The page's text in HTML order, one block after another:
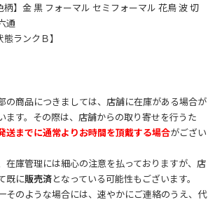
柄】金 黒 フォーマル セミフォーマル 花鳥 波 切
通
態ランクＢ】
の商品につきましては、店舗に在庫がある場合が
ます。その際は、店舗からの取り寄せを行うた
送までに通常よりお時間を頂戴する場合がござい
在庫管理には細心の注意を払っておりますが、店
既に販売済となっている可能性もございます。
そのような場合には、速やかにご連絡のうえ、代